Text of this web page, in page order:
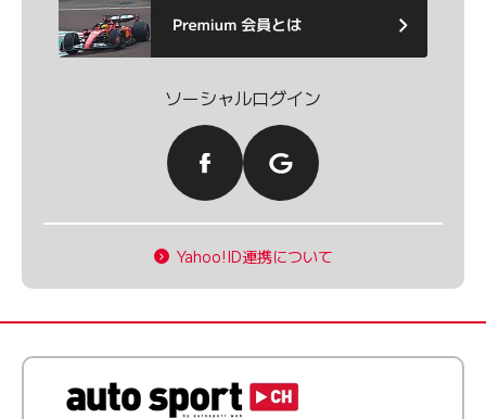
ソーシャルログイン
Yahoo!ID連携について